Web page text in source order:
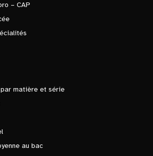
– CAP
matière et série
au bac